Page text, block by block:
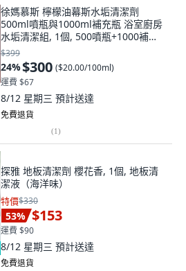
徐媽慕斯 檸檬油幕斯水垢清潔劑
500ml噴瓶與1000ml補充瓶 浴室廚房
水垢清潔組, 1個, 500噴瓶+1000補充
瓶, 1.5L
$399
24%$300 ($20.00/100ml)
運費 $67
8/12 星期三 預計送達
免費退貨
(1)
探雅 地板清潔劑 櫻花香, 1個, 地板清
潔液（海洋味）
特價$330
53% $153
運費 $90
8/12 星期三 預計送達
免費退貨